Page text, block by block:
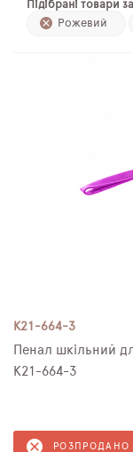
ПЛЯШКИ ДЛЯ ВОДИ
РОЗПРОДАЖ
Підібрані товари
Рожевий
K21-664-3
Пенал шкільний
K21-664-3
РОЗПРОДАНО